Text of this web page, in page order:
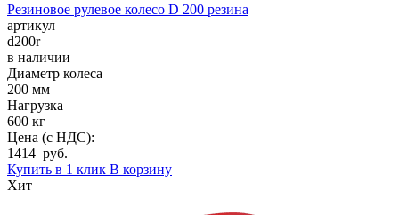
Резиновое рулевое колесо D 200 резина
артикул
d200r
в наличии
Диаметр колеса
200 мм
Нагрузка
600 кг
Цена (с НДС):
1414 руб.
Купить в 1 клик В корзину
Хит